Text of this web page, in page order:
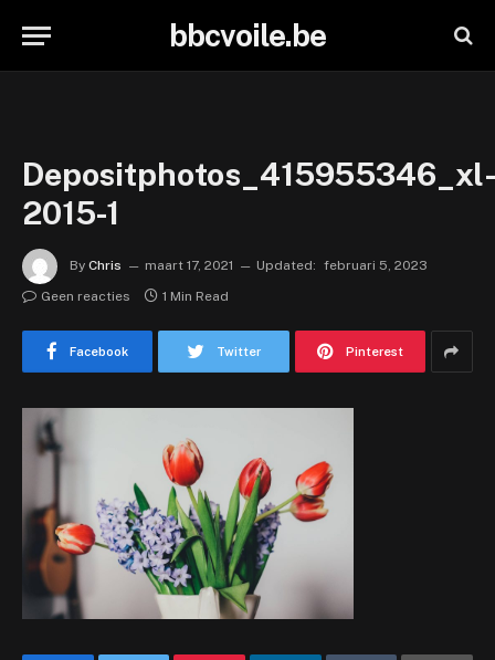
bbcvoile.be
2015-1
By Chris maart 17, 2021 Updated: februari 5, 2023
Geen reacties
1 Min Read
Facebook Twitter Pinterest